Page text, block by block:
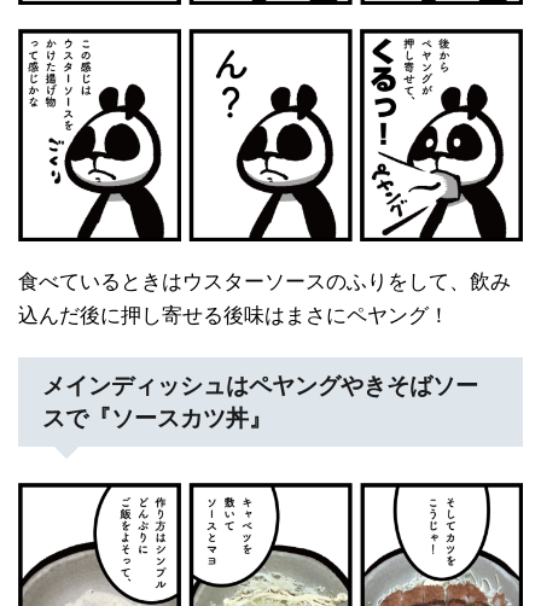
食べているときはウスターソースのふりをして、飲み
込んだ後に押し寄せる後味はまさにペヤング！
メインディッシュはペヤングやきそばソー
スで『ソースカツ丼』